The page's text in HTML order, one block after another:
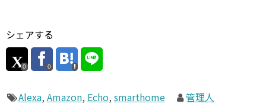
シェアする
0 0
Alexa, Amazon, Echo, smarthome 管理人